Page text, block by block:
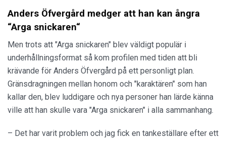
Anders Öfvergård medger att han kan ångra
“Arga snickaren“
Men trots att "Arga snickaren" blev väldigt populär i
underhållningsformat så kom profilen med tiden att bli
krävande för Anders Öfvergård på ett personligt plan.
Gränsdragningen mellan honom och "karaktären" som han
kallar den, blev luddigare och nya personer han lärde känna
ville att han skulle vara "Arga snickaren" i alla sammanhang.
– Det har varit problem och jag fick en tankeställare efter ett